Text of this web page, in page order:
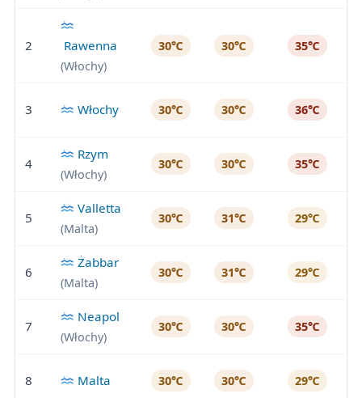
2 Rawenna
(Włochy)
30℃ 30℃ 35℃
3 Włochy 30℃ 30℃ 36℃
4
Rzym
(Włochy)
30℃ 30℃ 35℃
5
Valletta
(Malta)
30℃ 31℃ 29℃
6
Żabbar
(Malta)
30℃ 31℃ 29℃
7
Neapol
(Włochy)
30℃ 30℃ 35℃
8 Malta 30℃ 30℃ 29℃